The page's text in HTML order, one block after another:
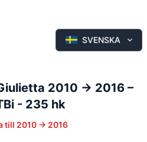
SVENSKA
2010 -> 2016–
- 235 hk
till 2010 -> 2016